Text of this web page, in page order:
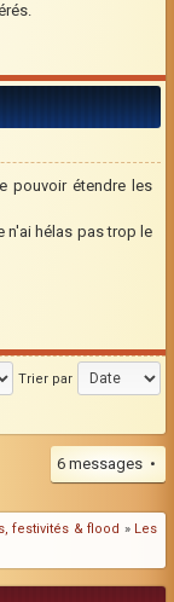
pouvoir étendre les
n'ai hélas pas trop le
Trier par
6 messages •
festivités & flood » Les